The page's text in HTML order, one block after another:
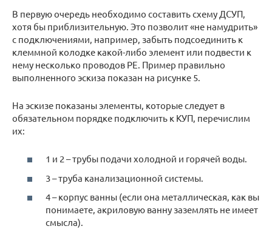
В первую очередь необходимо составить схему ДСУП,
хотя бы приблизительную. Это позволит «не намудрить»
с подключениями, например, забыть подсоединить к
клеммной колодке какой-либо элемент или подвести к
нему несколько проводов РЕ. Пример правильно
выполненного эскиза показан на рисунке 5.
На эскизе показаны элементы, которые следует в
обязательном порядке подключить к КУП, перечислим
их:
1 и 2 – трубы подачи холодной и горячей воды.
3 – труба канализационной системы.
4 – корпус ванны (если она металлическая, как вы
понимаете, акриловую ванну заземлять не имеет
смысла).